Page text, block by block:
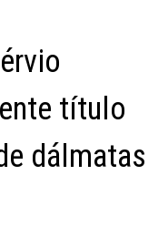
título
dálmatas